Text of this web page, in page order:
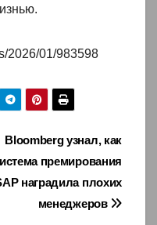
2026/01/983598
Bloomberg узнал, как
премирования
наградила плохих
менеджеров